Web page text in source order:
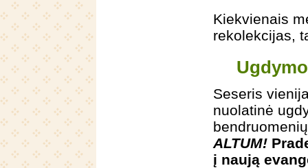
Kiekvienais
rekolekcijas,
Seseris
nuolatinė
ALTUM!
į naują